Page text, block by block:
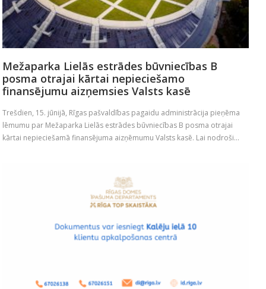
Mežaparka Lielās estrādes būvniecības B
posma otrajai kārtai nepieciešamo
finansējumu aizņemsies Valsts kasē
Trešdien, 15. jūnijā, Rīgas pašvaldības pagaidu administrācija pieņēma
lēmumu par Mežaparka Lielās estrādes būvniecības B posma otrajai
kārtai nepieciešamā finansējuma aizņēmumu Valsts kasē. Lai nodroši...